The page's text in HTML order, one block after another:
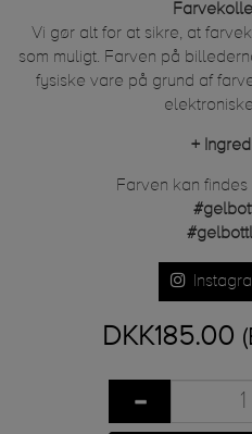
Vi gør alt for at sikre, at
som muligt. Farven på
fysiske vare på grund af
+
Farven kan
DKK185.00